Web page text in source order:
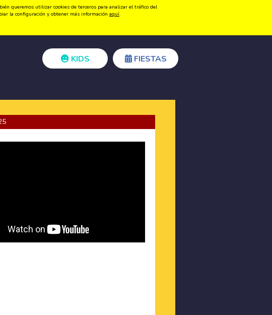
Registrarse Acceder
KIDS FIESTAS
queremos utilizar cookies de terceros para analizar el tráfico del
la configuración y obtener más información aquí.